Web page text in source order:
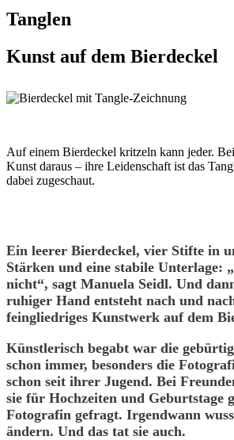
Tanglen
Kunst auf dem Bierdeckel
Auf einem Bierdeckel kritzeln kann jeder.
Kunst daraus – ihre Leidenschaft ist das
dabei zugeschaut.
Ein leerer Bierdeckel, vier Stifte in
Stärken und eine stabile Unterlage:
nicht“, sagt Manuela Seidl. Und
ruhiger Hand entsteht nach und
feingliedriges Kunstwerk auf dem
Künstlerisch begabt war die
schon immer, besonders die
schon seit ihrer Jugend. Bei
sie für Hochzeiten und Geburtstage
Fotografin gefragt. Irgendwann
ändern. Und das tat sie auch.